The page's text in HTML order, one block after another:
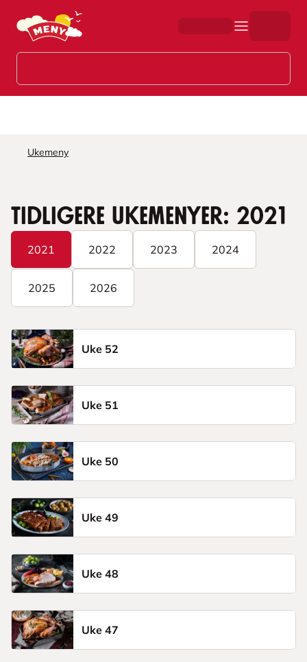
Hopp til hovedinnhold
Ukemeny
Tidligere ukemenyer: 2021
2021 2022 2023 2024
2025 2026
Uke 52
Uke 51
Uke 50
Uke 49
Uke 48
Uke 47